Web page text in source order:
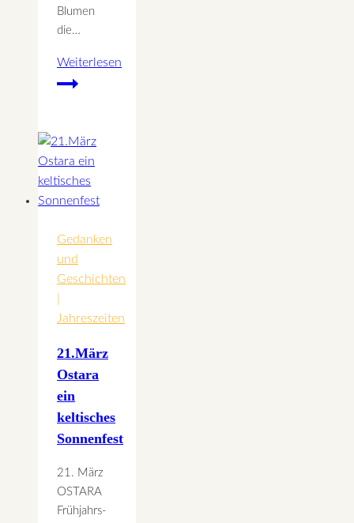
Blumen
die…
Weiterlesen
Die
–
wenn
das
Herz
wird
Gedanken
und
Geschichten
Jahreszeiten
21.März
Ostara
ein
keltisches
Sonnenfest
21. März
OSTARA
Frühjahrs-